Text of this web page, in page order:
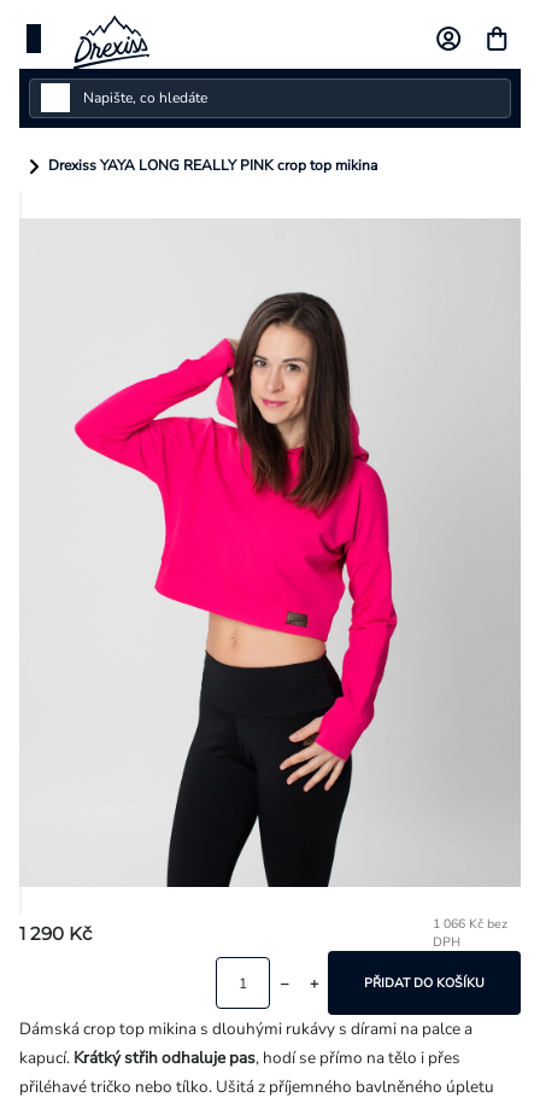
obsah
Dámské
Dětské
Dárkové poukazy
Vlastní design
Drexiss YAYA LONG REALLY PINK crop top mikina
1 290 Kč
1 066 Kč bez
DPH
PŘIDAT DO KOŠÍKU
Dámská crop top mikina s dlouhými rukávy s dírami na palce a
kapucí. Krátký střih odhaluje pas, hodí se přímo na tělo i přes
přiléhavé tričko nebo tílko. Ušitá z příjemného bavlněného úpletu